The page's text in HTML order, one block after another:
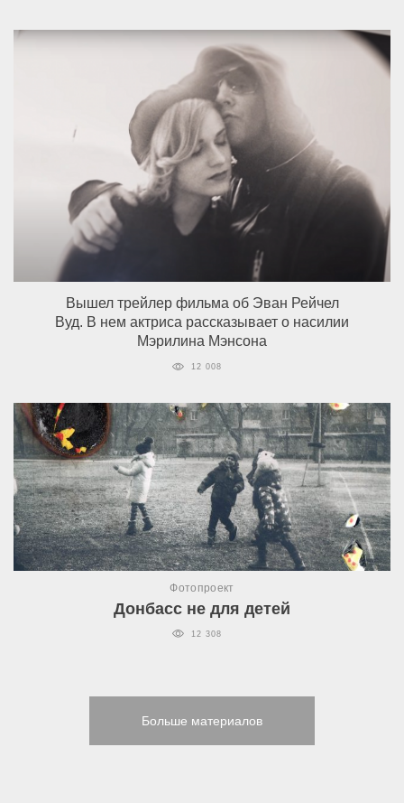
Вышел трейлер фильма об Эван Рейчел
Вуд. В нем актриса рассказывает о насилии
Мэрилина Мэнсона
12 008
Фотопроект
Донбасс не для детей
12 308
Больше материалов